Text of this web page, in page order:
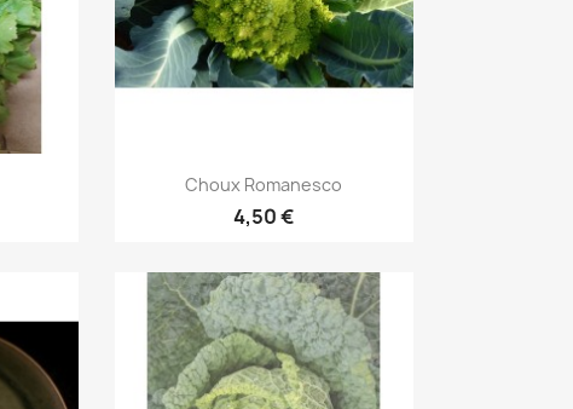
Aperçu rapide
Choux Romanesco
4,50 €